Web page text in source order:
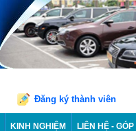
Đăng ký thành viên
KINH NGHIỆM LIÊN HỆ - GÓP